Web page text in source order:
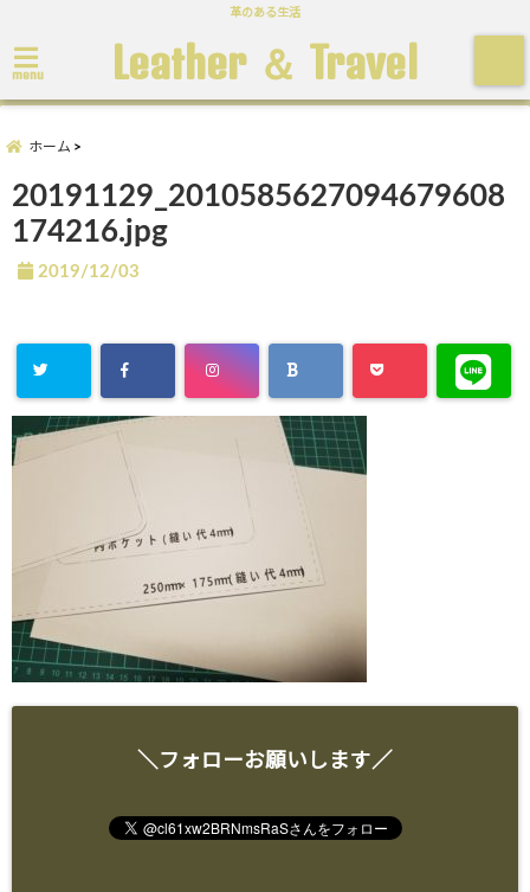
革のある生活
menu Leather ＆ Travel
ホーム
20191129_2010585627094679608
174216.jpg
2019/12/03
＼フォローお願いします／